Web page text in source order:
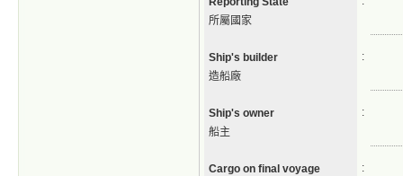
所屬國家
Ship's builder
造船廠
:
Ship's owner
船主
:
Cargo on final voyage
: